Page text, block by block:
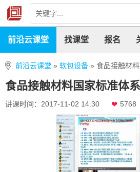
前沿云课堂 找课堂 报名
前沿云课堂 » 软包设备 » 食品接触材
食品接触材料国家标准体
讲课时间：2017-11-02 14:30 5768